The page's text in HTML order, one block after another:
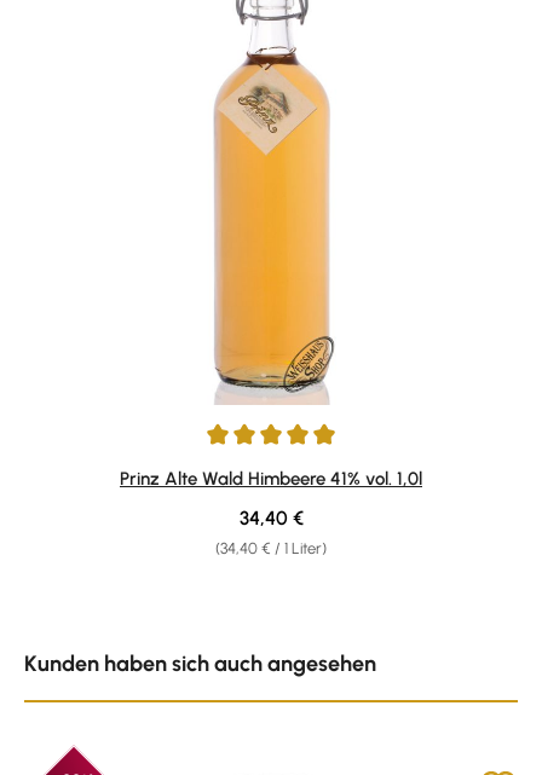
Durchschnittliche Bewertung von 4.92 von 5 Sternen
Prinz Alte Wald Himbeere 41% vol. 1,0l
(34,40 € / 1 Liter)
Regulärer Preis:
34,40 €
Kunden haben sich auch angesehen